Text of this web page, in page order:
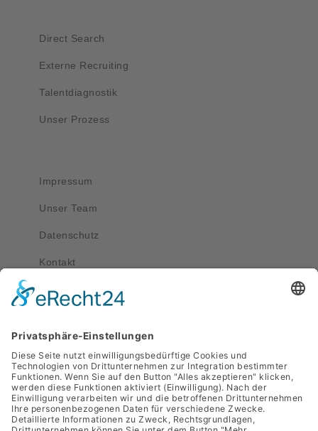
Direct Search
Externe Recruiting
Talentdiagnostik
Unser Prozess
Impressum
Unser Team
Datenschutz
Kontakt
Kontakt
0351 4189 3330
Adresse
Werdauer Str. 1-3